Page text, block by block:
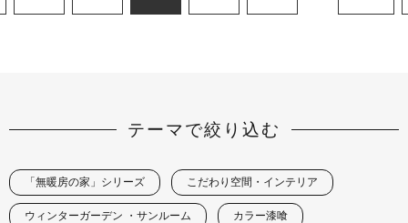
テーマで絞り込む
「無暖房の家」シリーズ こだわり空間・インテリア
ウィンターガーデン ・サンルーム カラー漆喰